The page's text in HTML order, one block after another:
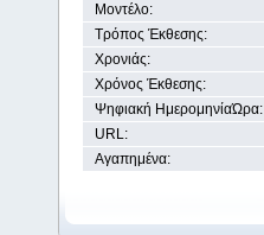
Μοντέλο:
Τρόπος Έκθεσης:
Χρονιάς:
Χρόνος Έκθεσης:
Ψηφιακή ΗμερομηνίαΏρα:
URL:
Αγαπημένα: